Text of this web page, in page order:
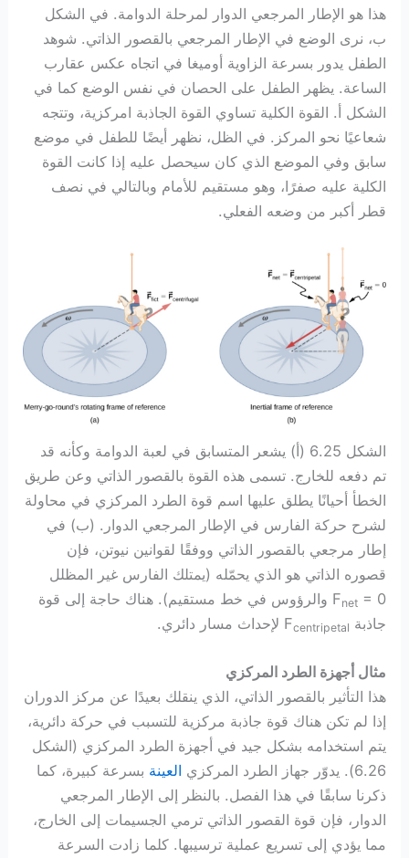
هذا هو الإطار المرجعي الدوار لمرحلة الدوامة. في الشكل
ب، نرى الوضع في الإطار المرجعي بالقصور الذاتي. شوهد
الطفل يدور بسرعة الزاوية أوميغا في اتجاه عكس عقارب
الساعة. يظهر الطفل على الحصان في نفس الوضع كما في
الشكل أ. القوة الكلية تساوي القوة الجاذبة امركزية، وتتجه
شعاعيًا نحو المركز. في الظل، نظهر أيضًا للطفل في موضع
سابق وفي الموضع الذي كان سيحصل عليه إذا كانت القوة
الكلية عليه صفرًا، وهو مستقيم للأمام وبالتالي في نصف
قطر أكبر من وضعه الفعلي.
الشكل 6.25 (أ) يشعر المتسابق في لعبة الدوامة وكأنه قد
تم دفعه للخارج. تسمى هذه القوة بالقصور الذاتي وعن طريق
الخطأ أحيانًا يطلق عليها اسم قوة الطرد المركزي في محاولة
لشرح حركة الفارس في الإطار المرجعي الدوار. (ب) في
إطار مرجعي بالقصور الذاتي ووفقًا لقوانين نيوتن، فإن
قصوره الذاتي هو الذي يحمّله (يمتلك الفارس غير المظلل
Fnet
= 0 والرؤوس في خط مستقيم). هناك حاجة إلى قوة
جاذبة F centripetal لإحداث مسار دائري.
مثال أجهزة الطرد المركزي
هذا التأثير بالقصور الذاتي، الذي ينقلك بعيدًا عن مركز الدوران
إذا لم تكن هناك قوة جاذبة مركزية للتسبب في حركة دائرية،
يتم استخدامه بشكل جيد في أجهزة الطرد المركزي (الشكل
6.26). يدوّر جهاز الطرد المركزي
العينة بسرعة كبيرة، كما
ذكرنا سابقًا في هذا الفصل. بالنظر إلى الإطار المرجعي
الدوار، فإن قوة القصور الذاتي ترمي الجسيمات إلى الخارج،
مما يؤدي إلى تسريع عملية ترسيبها. كلما زادت السرعة